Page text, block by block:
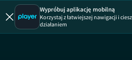
Wypróbuj aplikację mobilną
Korzystaj z łatwiejszej nawigacji i
działaniem